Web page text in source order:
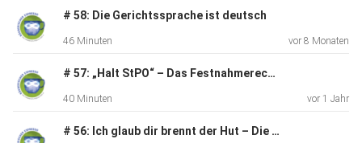
Klausur auch
schnell mal das Wort „Erlaubnistatbestandsirrtum“ durch
geistern – für die eine oder den anderen sicher ein Wort mit
ureigenem Gruselfaktor! Die Details zu diesen Fragen und
schaurige Konstellationen, die sich auch sehr gut für
# 58: Die Gerichtssprache ist deutsch
46 Minuten vor 8 Monaten
# 57: „Halt StPO“ – Das Festnahmerecht des § 127 StPO
40 Minuten vor 1 Jahr
# 56: Ich glaub dir brennt der Hut – Die Brandstiftungsdelikte